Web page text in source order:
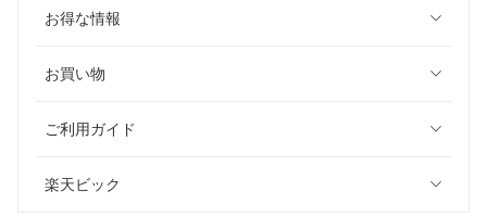
お得な情報
お買い物
ご利用ガイド
楽天ビック